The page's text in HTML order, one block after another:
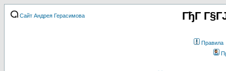
Сайт Андрея Герасимова ГђГ
Правила